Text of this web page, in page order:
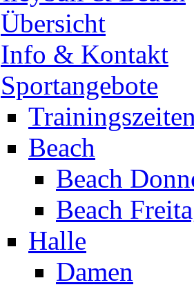
Übersicht
Info & Kontakt
Sportangebote
Beach
Beach
Beach
Halle
Damen